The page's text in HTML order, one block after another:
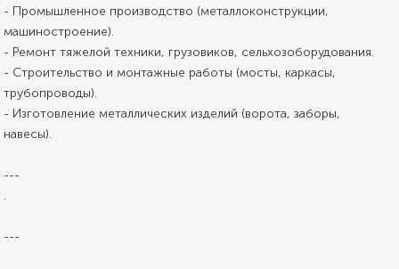
- Промышленное производство (металлоконструкции,
машиностроение).
- Ремонт тяжелой техники, грузовиков, сельхозоборудования.
- Строительство и монтажные работы (мосты, каркасы,
трубопроводы).
- Изготовление металлических изделий (ворота, заборы,
навесы).
---
.
---